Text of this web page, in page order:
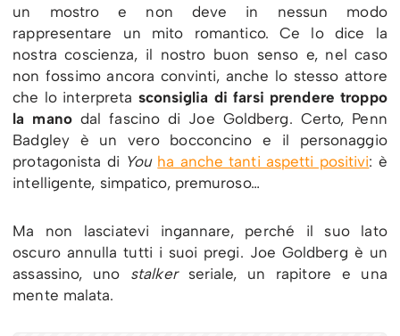
un mostro e non deve in nessun modo
rappresentare un mito romantico. Ce lo dice la
nostra coscienza, il nostro buon senso e, nel caso
non fossimo ancora convinti, anche lo stesso attore
che lo interpreta sconsiglia di farsi prendere troppo
la manodal fascino di Joe Goldberg. Certo, Penn
Badgley è un vero bocconcino e il personaggio
protagonista di You ha anche tanti aspetti positivi: è
intelligente, simpatico, premuroso…
Ma non lasciatevi ingannare, perché il suo lato
oscuro annulla tutti i suoi pregi. Joe Goldberg è un
assassino, uno stalkerseriale, un rapitore e una
mente malata.